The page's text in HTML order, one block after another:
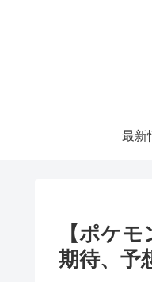
最新
【ポケ
期待、予